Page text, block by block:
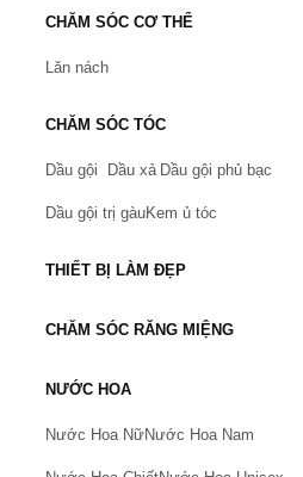
CHĂM SÓC CƠ THỂ
Lăn nách
CHĂM SÓC TÓC
Dầu gội Dầu xả Dầu gội phủ bạc
Dầu gội trị gàuKem ủ tóc
THIẾT BỊ LÀM ĐẸP
CHĂM SÓC RĂNG MIỆNG
NƯỚC HOA
Nước Hoa NữNước Hoa Nam